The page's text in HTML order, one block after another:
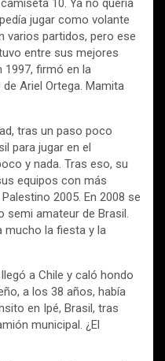
10. Ya no quería
jugar como volante
varios partidos, pero ese
entre sus mejores
1997, firmó en la
Ariel Ortega. Mamita
tras un paso poco
para jugar en el
y nada. Tras eso, su
equipos con más
2005. En 2008 se
semi amateur de Brasil.
mucho la fiesta y la
a Chile y caló hondo
a los 38 años, había
en Ipé, Brasil, tras
municipal. ¿El